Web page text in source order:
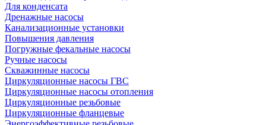
Для конденсата
Дренажные насосы
Канализационные установки
Повышения давления
Погружные фекальные насосы
Ручные насосы
Скважинные насосы
Циркуляционные насосы ГВС
Циркуляционные насосы отопления
Циркуляционные резьбовые
Циркуляционные фланцевые